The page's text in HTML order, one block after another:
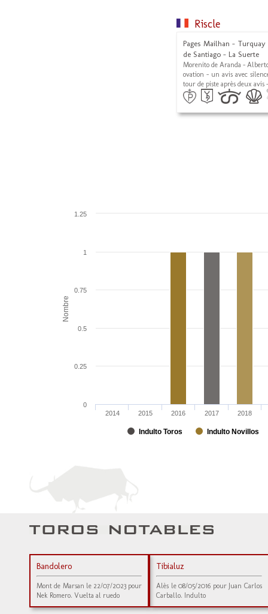
Riscle
Pages Mailhan -
de Santiago - La Suerte
Morenito de Aranda -
ovation - un avis avec
tour de piste après deux
Nombre
Indulto Toros Indulto Novillos
2014 2015 2016 2017 2018
0
0.25
0.5
0.75
1
1.25
Bandolero
Mont de Marsan le 22/07/2023 pour
Nek Romero. Vuelta al ruedo
Tibialuz
Alès le 08/05/2016 pour Juan Carlos
Carballo. Indulto